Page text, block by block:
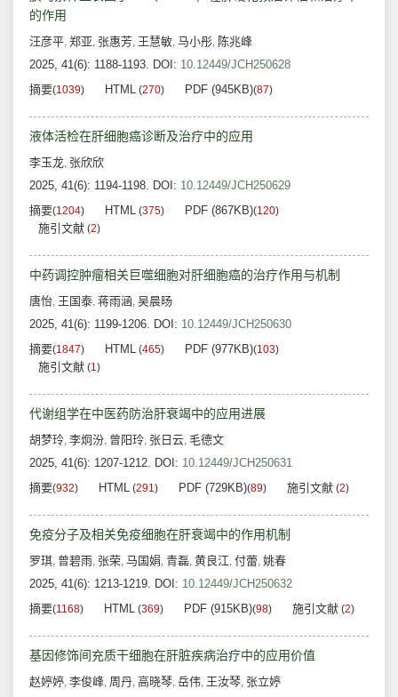
的作用
汪彦平, 郑亚, 张惠芳, 王慧敏, 马小彤, 陈兆峰
2025, 41(6): 1188-1193. DOI: 10.12449/JCH250628
摘要(1039) HTML (270) PDF (945KB)(87)
液体活检在肝细胞癌诊断及治疗中的应用
李玉龙, 张欣欣
2025, 41(6): 1194-1198. DOI: 10.12449/JCH250629
摘要(1204) HTML (375) PDF (867KB)(120)
施引文献 (2)
中药调控肿瘤相关巨噬细胞对肝细胞癌的治疗作用与机制
唐怡, 王国泰, 蒋雨涵, 吴晨旸
2025, 41(6): 1199-1206. DOI: 10.12449/JCH250630
摘要(1847) HTML (465) PDF (977KB)(103)
施引文献 (1)
代谢组学在中医药防治肝衰竭中的应用进展
胡梦玲, 李炯汾, 曾阳玲, 张日云, 毛德文
2025, 41(6): 1207-1212. DOI: 10.12449/JCH250631
摘要(932) HTML (291) PDF (729KB)(89) 施引文献 (2)
免疫分子及相关免疫细胞在肝衰竭中的作用机制
罗琪, 曾碧雨, 张荣, 马国娟, 青磊, 黄良江, 付蕾, 姚春
2025, 41(6): 1213-1219. DOI: 10.12449/JCH250632
摘要(1168) HTML (369) PDF (915KB)(98) 施引文献 (2)
基因修饰间充质干细胞在肝脏疾病治疗中的应用价值
赵婷婷, 李俊峰, 周丹, 高晓琴, 岳伟, 王汝琴, 张立婷